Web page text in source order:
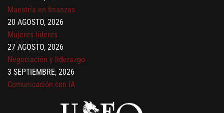
Maestría en finanzas
20 AGOSTO, 2026
Mujeres líderes
27 AGOSTO, 2026
Negociación y liderazgo
3 SEPTIEMBRE, 2026
Comunicación con IA
Gobernanza de datos